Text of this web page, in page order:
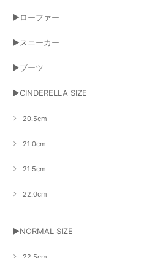
▶ローファー
▶スニーカー
▶ブーツ
▶CINDERELLA SIZE
20.5cm
21.0cm
21.5cm
22.0cm
▶NORMAL SIZE